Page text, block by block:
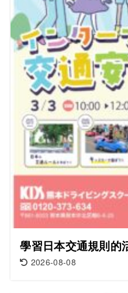
學習日本交通規則的
2026-08-08